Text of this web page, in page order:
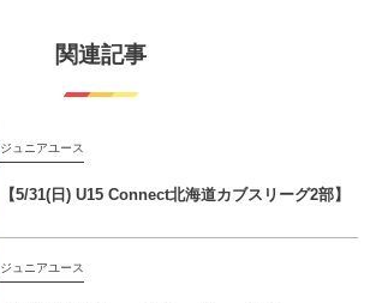
関連記事
ジュニアユース
【5/31(日) U15 Connect北海道カブスリーグ2部】
ジュニアユース